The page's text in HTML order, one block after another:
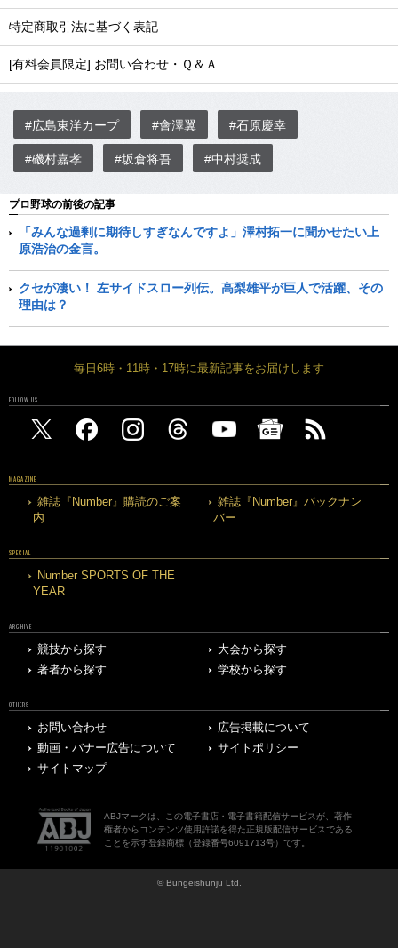
特定商取引法に基づく表記
[有料会員限定] お問い合わせ・Ｑ＆Ａ
#広島東洋カープ #會澤翼 #石原慶幸
#磯村嘉孝 #坂倉将吾 #中村奨成
プロ野球の前後の記事
「みんな過剰に期待しすぎなんですよ」澤村拓一に聞かせたい上
原浩治の金言。
クセが凄い！ 左サイドスロー列伝。高梨雄平が巨人で活躍、その
理由は？
毎日6時・11時・17時に最新記事をお届けします
FOLLOW US
MAGAZINE
雑誌『Number』購読のご案
内
雑誌『Number』バックナン
バー
SPECIAL
Number SPORTS OF THE
YEAR
ARCHIVE
競技から探す
大会から探す
著者から探す
学校から探す
OTHERS
お問い合わせ
広告掲載について
動画・バナー広告について
サイトポリシー
サイトマップ
ABJマークは、この電子書店・電子書籍配信サービスが、著作
権者からコンテンツ使用許諾を得た正規版配信サービスである
ことを示す登録商標（登録番号6091713号）です。
© Bungeishunju Ltd.